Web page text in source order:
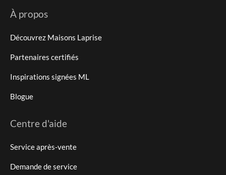
À propos
Découvrez Maisons Laprise
Partenaires certifiés
Inspirations signées ML
Blogue
Centre d'aide
Service après-vente
Demande de service